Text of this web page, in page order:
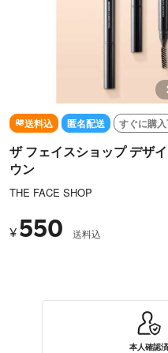
送料込 匿名配送 すぐに購
ザ フェイスショップ デザ
ウン
THE FACE SHOP
¥ 550 送料込
本人確認済